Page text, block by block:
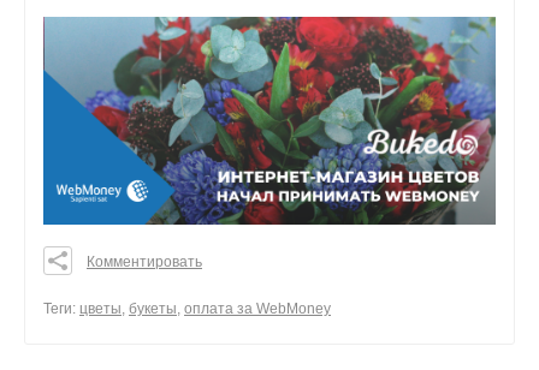
0
Комментировать
Теги: цветы, букеты, оплата за WebMoney